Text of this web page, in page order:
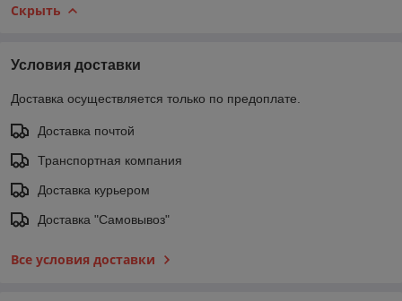
Скрыть
Условия доставки
Доставка осуществляется только по предоплате.
Доставка почтой
Транспортная компания
Доставка курьером
Доставка "Самовывоз"
Все условия доставки